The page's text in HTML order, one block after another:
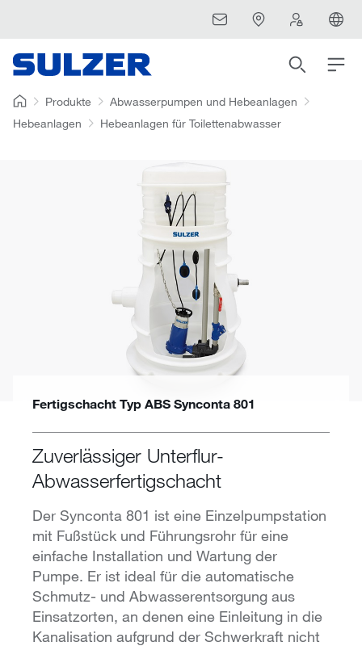
Produkte
Abwasserpumpen und Hebeanlagen
Hebeanlagen
Hebeanlagen für Toilettenabwasser
Fertigschacht Typ ABS Synconta 801
Zuverlässiger Unterflur-
Abwasserfertigschacht
Der Synconta 801 ist eine Einzelpumpstation
mit Fußstück und Führungsrohr für eine
einfache Installation und Wartung der
Pumpe. Er ist ideal für die automatische
Schmutz- und Abwasserentsorgung aus
Einsatzorten, an denen eine Einleitung in die
Kanalisation aufgrund der Schwerkraft nicht